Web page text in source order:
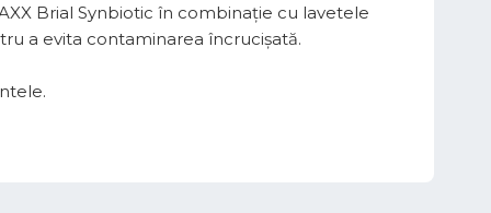
Brial Synbiotic în combinație cu lavetele
a evita contaminarea încrucișată.